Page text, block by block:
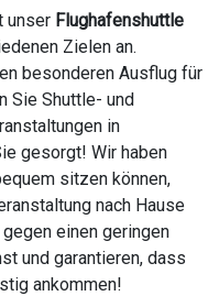
unser Flughafenshuttle
Zielen an.
besonderen Ausflug für
Sie Shuttle- und
in
gesorgt! Wir haben
sitzen können,
nach Hause
einen geringen
und garantieren, dass
ankommen!